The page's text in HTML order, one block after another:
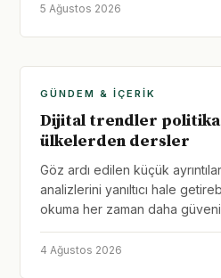
5 Ağustos 2026
GÜNDEM & İÇERIK
Dijital trendler
ülkelerden dersler
Göz ardı edilen küçük
analizlerini yanıltıcı hale
okuma her zaman daha
4 Ağustos 2026